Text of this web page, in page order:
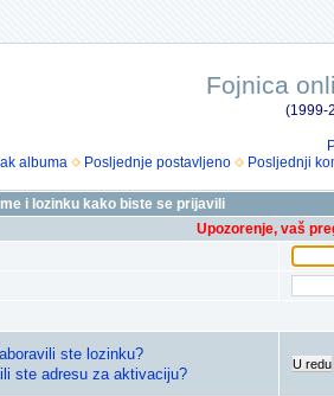
Fojnica
(1999-
albuma
Posljednje postavljeno Posljednji
i lozinku kako biste se prijavili
Upozorenje, vaš
ste lozinku?
ste adresu za aktivaciju?
U redu